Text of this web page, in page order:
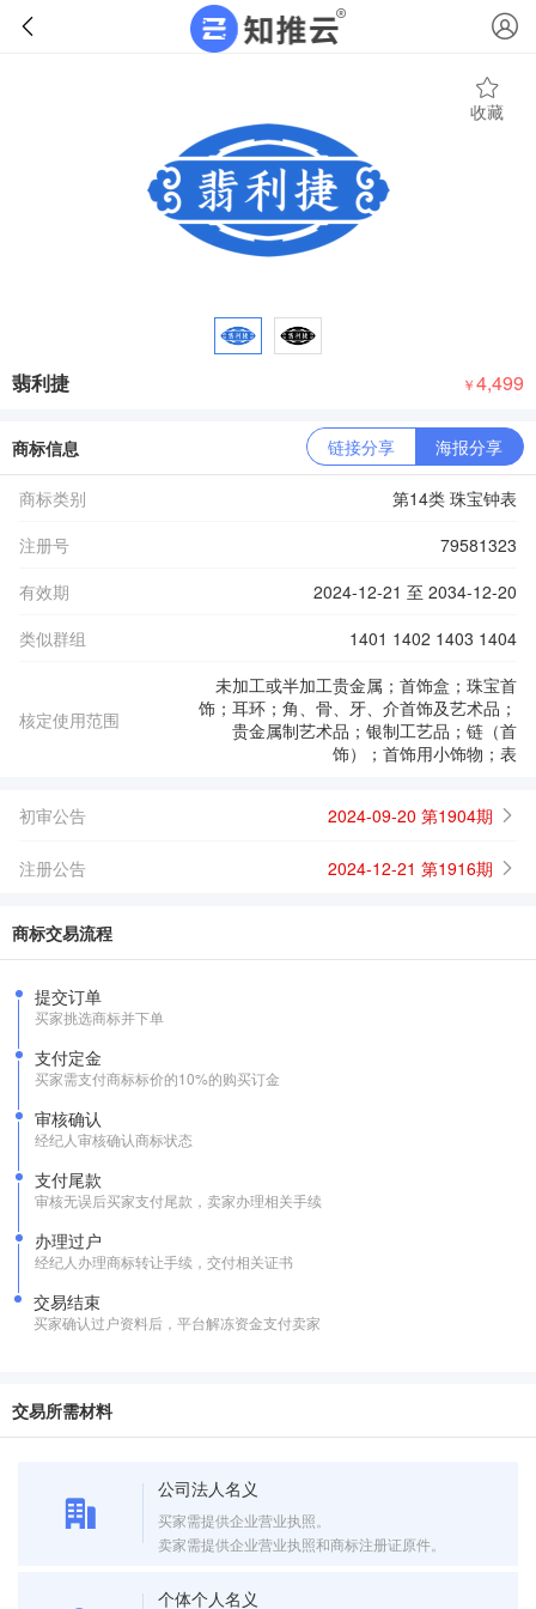
收藏
翡利捷 ￥4,499
商标信息 链接分享 海报分享
商标类别
第14类 珠宝钟表
注册号
79581323
有效期
2024-12-21 至 2034-12-20
类似群组
1401 1402 1403 1404
核定使用范围
未加工或半加工贵金属；首饰盒；珠宝首
饰；耳环；角、骨、牙、介首饰及艺术品；
贵金属制艺术品；银制工艺品；链（首
饰）；首饰用小饰物；表
初审公告 2024-09-20 第1904期
注册公告 2024-12-21 第1916期
商标交易流程
提交订单
买家挑选商标并下单
支付定金
买家需支付商标标价的10%的购买订金
审核确认
经纪人审核确认商标状态
支付尾款
审核无误后买家支付尾款，卖家办理相关手续
办理过户
经纪人办理商标转让手续，交付相关证书
交易结束
买家确认过户资料后，平台解冻资金支付卖家
交易所需材料
公司法人名义
买家需提供企业营业执照。
卖家需提供企业营业执照和商标注册证原件。
个体个人名义